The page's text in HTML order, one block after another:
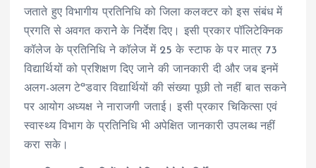
जताते हुए विभागीय प्रतिनिधि को जिला कलक्टर को इस संबंध में
प्रगति से अवगत करानेे के निर्देश दिए। इसी प्रकार पॉलिटेक्निक
कॉलेज के प्रतिनिधि ने कॉलेज में 25 के स्टाफ के पर मात्र 73
विद्यार्थियों को प्रशिक्षण दिए जाने की जानकारी दी और जब इनमें
अलग-अलग टेªडवार विद्यार्थियों की संख्या पूछी तो नहीं बात सकने
पर आयोग अध्यक्ष ने नाराजगी जताई। इसी प्रकार चिकित्सा एवं
स्वास्थ्य विभाग के प्रतिनिधि भी अपेक्षित जानकारी उपलब्ध नहीं
करा सके।